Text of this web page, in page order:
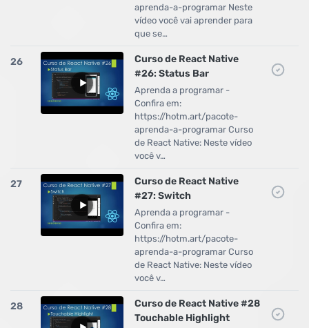
aprenda-a-programar Neste
vídeo você vai aprender para
que se…
26
Curso de React Native
#26: Status Bar
Aprenda a programar -
Confira em:
https://hotm.art/pacote-
aprenda-a-programar Curso
de React Native: Neste vídeo
você v…
27
Curso de React Native
#27: Switch
Aprenda a programar -
Confira em:
https://hotm.art/pacote-
aprenda-a-programar Curso
de React Native: Neste vídeo
você v…
28
Curso de React Native #28
Touchable Highlight